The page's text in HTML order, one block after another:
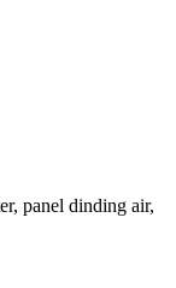
panel dinding air,